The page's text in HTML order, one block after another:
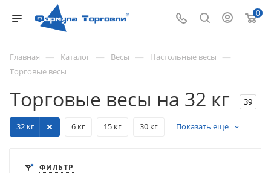
0
Главная — Каталог — Весы — Настольные весы —
Торговые весы
Торговые весы на 32 кг 39
6 кг 15 кг 30 кг
32 кг Показать еще
ФИЛЬТР